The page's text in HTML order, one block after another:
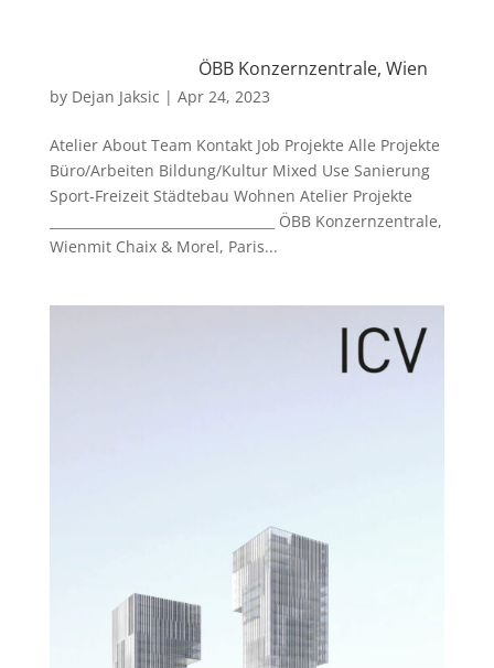
ÖBB Konzernzentrale, Wien
by Dejan Jaksic | Apr 24, 2023
Atelier About Team Kontakt Job Projekte Alle Projekte
Büro/Arbeiten Bildung/Kultur Mixed Use Sanierung
Sport-Freizeit Städtebau Wohnen Atelier Projekte
__________________________________ ÖBB Konzernzentrale,
Wienmit Chaix & Morel, Paris...